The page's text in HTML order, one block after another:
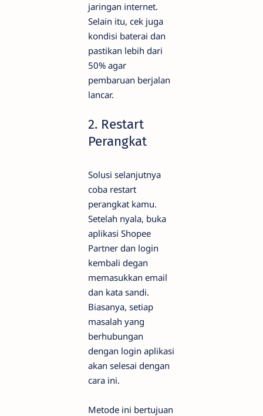
jaringan internet.
Selain itu, cek juga
kondisi baterai dan
pastikan lebih dari
50% agar
pembaruan berjalan
lancar.
2. Restart
Perangkat
Solusi selanjutnya
coba restart
perangkat kamu.
Setelah nyala, buka
aplikasi Shopee
Partner dan login
kembali degan
memasukkan email
dan kata sandi.
Biasanya, setiap
masalah yang
berhubungan
dengan login aplikasi
akan selesai dengan
cara ini.
Metode ini bertujuan